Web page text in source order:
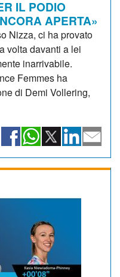
IL PODIO
APERTA»
Nizza, ci ha provato
volta davanti a lei
inarrivabile.
Femmes ha
di Demi Vollering,